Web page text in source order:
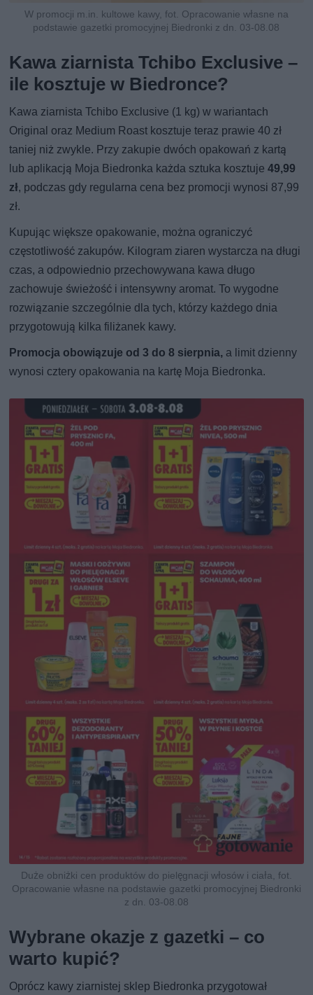
W promocji m.in. kultowe kawy, fot. Opracowanie własne na
podstawie gazetki promocyjnej Biedronki z dn. 03-08.08
Kawa ziarnista Tchibo Exclusive –
ile kosztuje w Biedronce?
Kawa ziarnista Tchibo Exclusive (1 kg) w wariantach
Original oraz Medium Roast kosztuje teraz prawie 40 zł
taniej niż zwykle. Przy zakupie dwóch opakowań z kartą
lub aplikacją Moja Biedronka każda sztuka kosztuje49,99
zł, podczas gdy regularna cena bez promocji wynosi 87,99
zł.
Kupując większe opakowanie, można ograniczyć
częstotliwość zakupów. Kilogram ziaren wystarcza na długi
czas, a odpowiednio przechowywana kawa długo
zachowuje świeżość i intensywny aromat. To wygodne
rozwiązanie szczególnie dla tych, którzy każdego dnia
przygotowują kilka filiżanek kawy.
Promocja obowiązuje od 3 do 8 sierpnia, a limit dzienny
wynosi cztery opakowania na kartę Moja Biedronka.
Duże obniżki cen produktów do pielęgnacji włosów i ciała, fot.
Opracowanie własne na podstawie gazetki promocyjnej Biedronki
z dn. 03-08.08
Wybrane okazje z gazetki – co
warto kupić?
Oprócz kawy ziarnistej sklep Biedronka przygotował